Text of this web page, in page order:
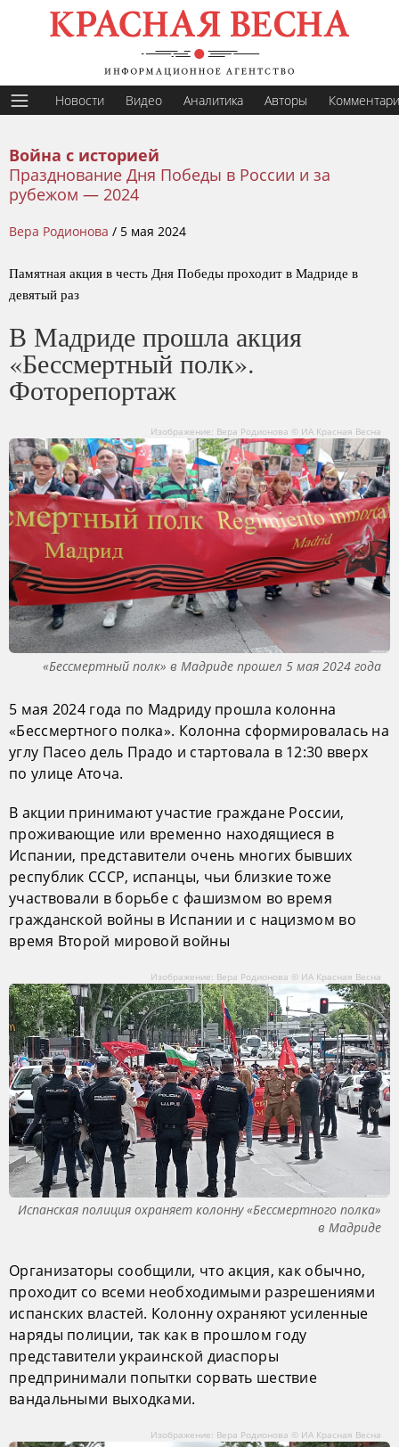
Новости Видео Аналитика Авторы
Война с историей
Празднование Дня Победы в России и за
рубежом — 2024
Вера Родионова / 5 мая 2024
Памятная акция в честь Дня Победы проходит в Мадриде в
девятый раз
В Мадриде прошла акция
«Бессмертный полк».
Фоторепортаж
Изображение: Вера Родионова © ИА Красная Весна
«Бессмертный полк» в Мадриде прошел 5 мая 2024 года
5 мая 2024 года по Мадриду прошла колонна
«Бессмертного полка». Колонна сформировалась на
углу Пасео дель Прадо и стартовала в 12:30 вверх
по улице Аточа.
В акции принимают участие граждане России,
проживающие или временно находящиеся в
Испании, представители очень многих бывших
республик СССР, испанцы, чьи близкие тоже
участвовали в борьбе с фашизмом во время
гражданской войны в Испании и с нацизмом во
время Второй мировой войны
Изображение: Вера Родионова © ИА Красная Весна
Испанская полиция охраняет колонну «Бессмертного полка»
в Мадриде
Организаторы сообщили, что акция, как обычно,
проходит со всеми необходимыми разрешениями
испанских властей. Колонну охраняют усиленные
наряды полиции, так как в прошлом году
представители украинской диаспоры
предпринимали попытки сорвать шествие
вандальными выходками.
Изображение: Вера Родионова © ИА Красная Весна